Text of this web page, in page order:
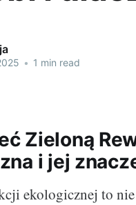
• 1 min read
Zieloną
i jej
ekologicznej to